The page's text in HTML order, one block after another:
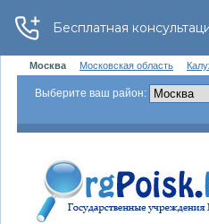
Москва Московская область
Выберите ваш район: